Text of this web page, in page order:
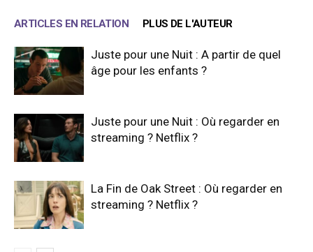
ARTICLES EN RELATION PLUS DE L'AUTEUR
Juste pour une Nuit : A partir de quel
âge pour les enfants ?
Juste pour une Nuit : Où regarder en
streaming ? Netflix ?
La Fin de Oak Street : Où regarder en
streaming ? Netflix ?